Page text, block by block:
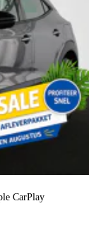
CarPlay